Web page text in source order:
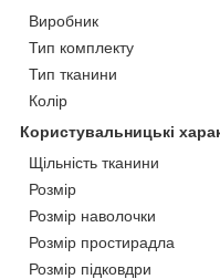
Виробник
Тип комплекту
Тип тканини
Колір
Користувальницькі
Щільність тканини
Розмір
Розмір наволочки
Розмір простирадла
Розмір підковдри